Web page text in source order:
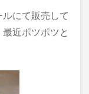
にて販売して
近ポツポツと